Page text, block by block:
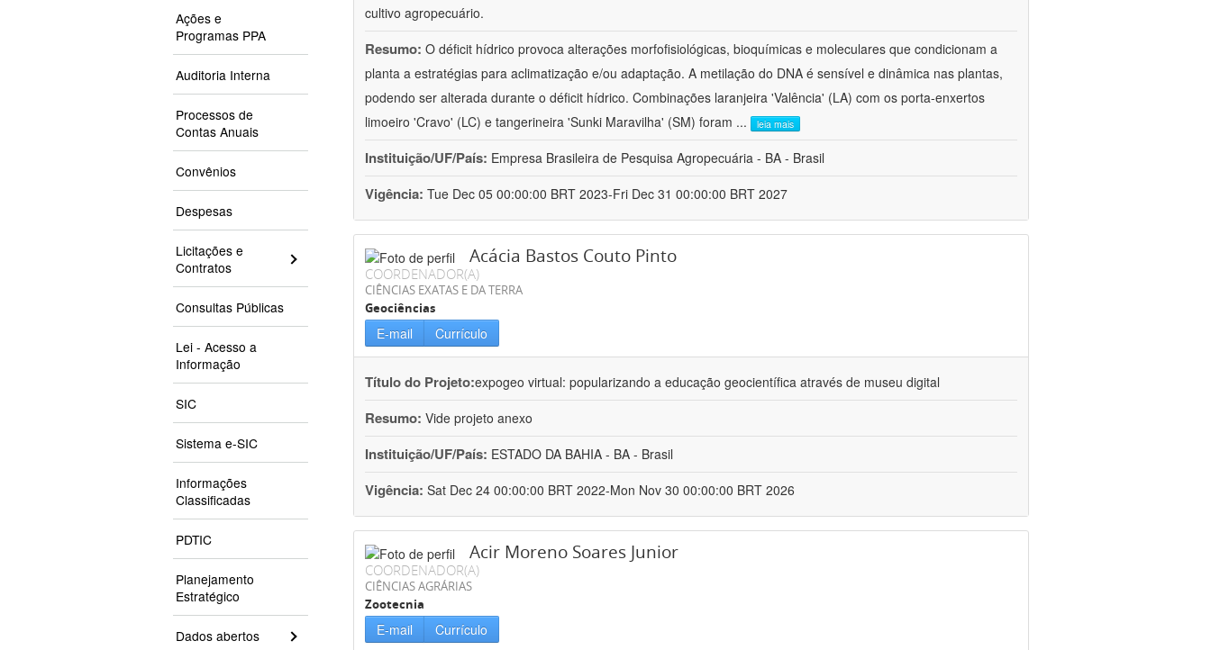
Ações e
Programas PPA
Auditoria Interna
Processos de
Contas Anuais
Convênios
Despesas
Licitações e
Contratos
Consultas Públicas
Lei - Acesso a
Informação
SIC
Sistema e-SIC
Informações
Classificadas
PDTIC
Planejamento
Estratégico
Dados abertos
cultivo agropecuário.
Resumo: O déficit hídrico provoca alterações morfofisiológicas, bioquímicas e moleculares que condicionam a
planta a estratégias para aclimatização e/ou adaptação. A metilação do DNA é sensível e dinâmica nas plantas,
podendo ser alterada durante o déficit hídrico. Combinações laranjeira 'Valência' (LA) com os porta-enxertos
limoeiro 'Cravo' (LC) e tangerineira 'Sunki Maravilha' (SM) foram ... leia mais
Instituição/UF/País: Empresa Brasileira de Pesquisa Agropecuária - BA - Brasil
Vigência: Tue Dec 05 00:00:00 BRT 2023-Fri Dec 31 00:00:00 BRT 2027
Acácia Bastos Couto Pinto
COORDENADOR(A)
CIÊNCIAS EXATAS E DA TERRA
Geociências
E-mail Currículo
Título do Projeto:expogeo virtual: popularizando a educação geocientífica através de museu digital
Resumo: Vide projeto anexo
Instituição/UF/País: ESTADO DA BAHIA - BA - Brasil
Vigência: Sat Dec 24 00:00:00 BRT 2022-Mon Nov 30 00:00:00 BRT 2026
Acir Moreno Soares Junior
COORDENADOR(A)
CIÊNCIAS AGRÁRIAS
Zootecnia
E-mail Currículo